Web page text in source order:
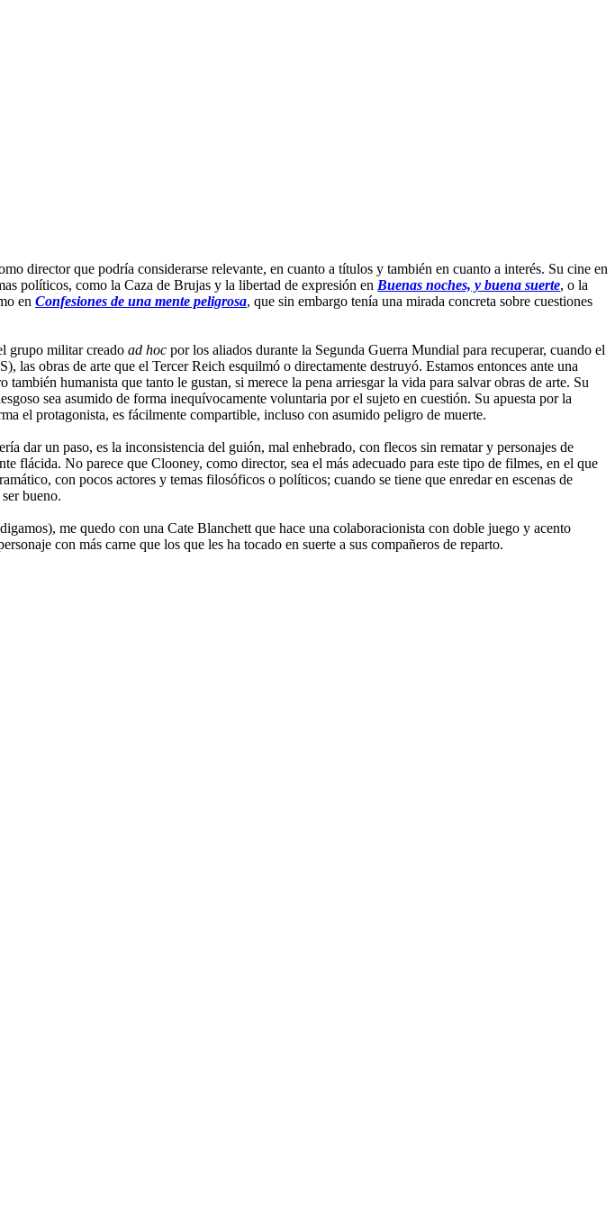
director que podría considerarse relevante, en cuanto a títulos y también en cuanto a interés. Su cine en
políticos, como la Caza de Brujas y la libertad de expresión en Buenas noches, y buena suerte, o la
en Confesiones de una mente peligrosa, que sin embargo tenía una mirada concreta sobre cuestiones
grupo militar creado ad hoc por los aliados durante la Segunda Guerra Mundial para recuperar, cuando el
obras de arte que el Tercer Reich esquilmó o directamente destruyó. Estamos entonces ante una
humanista que tanto le gustan, si merece la pena arriesgar la vida para salvar obras de arte. Su
sea asumido de forma inequívocamente voluntaria por el sujeto en cuestión. Su apuesta por la
el protagonista, es fácilmente compartible, incluso con asumido peligro de muerte.
dar un paso, es la inconsistencia del guión, mal enhebrado, con flecos sin rematar y personajes de
flácida. No parece que Clooney, como director, sea el más adecuado para este tipo de filmes, en el que
con pocos actores y temas filosóficos o políticos; cuando se tiene que enredar en escenas de
bueno.
me quedo con una Cate Blanchett que hace una colaboracionista con doble juego y acento
con más carne que los que les ha tocado en suerte a sus compañeros de reparto.